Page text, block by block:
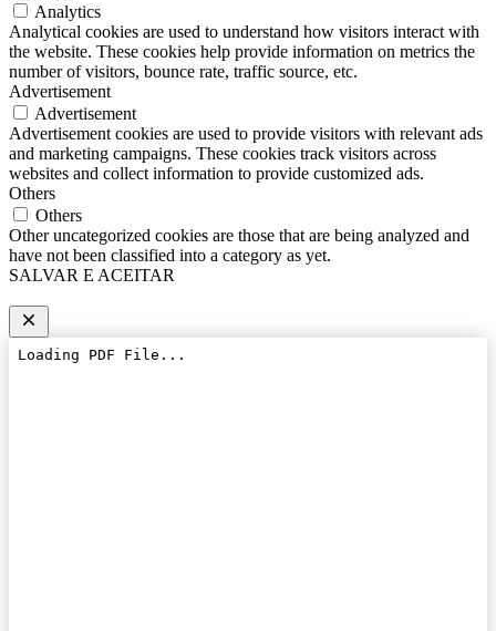
Analytics
Analytical cookies are used to understand how visitors interact with
the website. These cookies help provide information on metrics the
number of visitors, bounce rate, traffic source, etc.
Advertisement
Advertisement
Advertisement cookies are used to provide visitors with relevant ads
and marketing campaigns. These cookies track visitors across
websites and collect information to provide customized ads.
Others
Others
Other uncategorized cookies are those that are being analyzed and
have not been classified into a category as yet.
SALVAR E ACEITAR